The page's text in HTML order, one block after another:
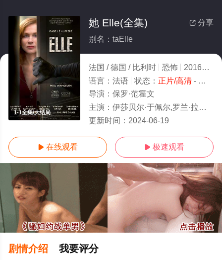
1-1全集/大结局
 分享
她 Elle(全集)
别名：taElle
法国 / 德国 / 比利时 恐怖 2016
2.0
语言： 法语 状态： 正片/高清- 免费在线观看
导演： 保罗·范霍文
主演： 伊莎贝尔·于佩尔,罗兰·拉斐特,安妮·康斯金尼,夏尔·贝尔林,维尔日妮·埃菲拉,朱迪思·马格里
更新时间： 2024-06-19
 在线观看  极速观看
剧情介绍 我要评分